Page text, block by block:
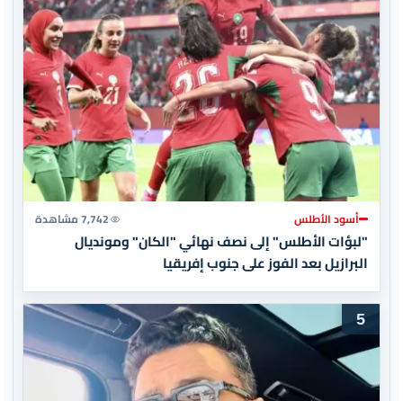
أسود الأطلس 7,742 مشاهدة
"لبؤات الأطلس" إلى نصف نهائي "الكان" ومونديال
البرازيل بعد الفوز على جنوب إفريقيا
5